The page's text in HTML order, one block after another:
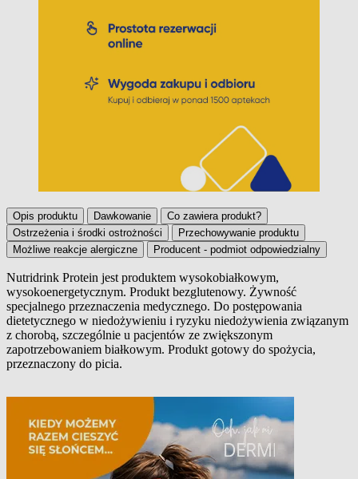
Opis produktu Dawkowanie
Co zawiera produkt?
Ostrzeżenia i środki ostrożności
Przechowywanie produktu
Możliwe reakcje alergiczne
Producent - podmiot odpowiedzialny
Opis produktu
Nutridrink Protein jest produktem wysokobiałkowym,
wysokoenergetycznym. Produkt bezglutenowy. Żywność
specjalnego przeznaczenia medycznego. Do postępowania
dietetycznego w niedożywieniu i ryzyku niedożywienia związanym
z chorobą, szczególnie u pacjentów ze zwiększonym
zapotrzebowaniem białkowym. Produkt gotowy do spożycia,
przeznaczony do picia.